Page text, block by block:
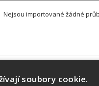
Nejsou importované žádné
soubory cookie.